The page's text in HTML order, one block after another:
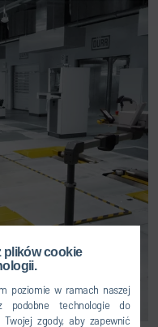
plików cookie
poziomie w ramach naszej
podobne technologie do
zgody, aby zapewnić